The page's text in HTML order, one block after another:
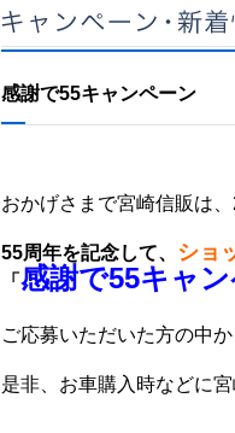
感謝で55キャンペーン
おかげさまで宮崎信販は
55周年を記念して、 ショ
「 感謝で55キャ
ご応募いただいた方の中か
是非、お車購入時などに